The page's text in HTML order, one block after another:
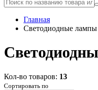
Главная
Светодиодные лампы
Кол-во товаров: 13
Сортировать по